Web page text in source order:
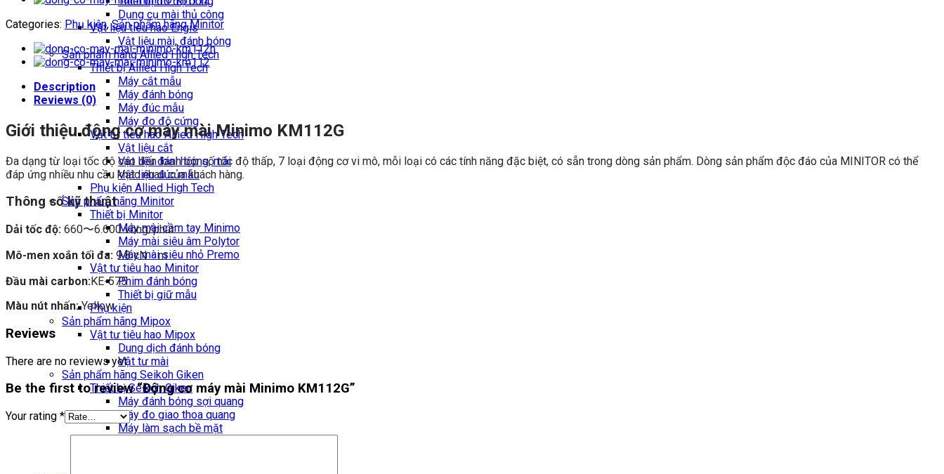
Dụng cụ mài thủ công
Vật liệu tiêu hao Engis
Vật liệu mài, đánh bóng
Sản phẩm hãng Allied High Tech
Thiết bị Allied High Tech
Máy cắt mẫu
Máy đánh bóng
Máy đúc mẫu
Máy đo độ cứng
Vật tư tiêu hao Allied High Tech
Vật liệu cắt
Vật liệu đánh bóng, mài
Vật liệu đúc mẫu
Phụ kiện Allied High Tech
Sản phẩm hãng Minitor
Thiết bị Minitor
Máy mài cầm tay Minimo
Máy mài siêu âm Polytor
Máy mài siêu nhỏ Premo
Vật tư tiêu hao Minitor
Phim đánh bóng
Thiết bị giữ mẫu
Phụ kiện
Sản phẩm hãng Mipox
Vật tư tiêu hao Mipox
Dung dịch đánh bóng
Vật tư mài
Sản phẩm hãng Seikoh Giken
Thiết bị Seikoh Giken
Máy đánh bóng sợi quang
Máy đo giao thoa quang
Máy làm sạch bề mặt
Categories: Phụ kiện,Sản phẩm hãng Minitor
Description
Reviews (0)
Giới thiệu động cơ máy mài Minimo KM112G
Đa dạng từ loại tốc độ cao đến loại hộp số tốc độ thấp, 7 loại động cơ vi mô, mỗi loại có các tính năng đặc biệt, có sẵn trong dòng sản phẩm. Dòng sản phẩm độc đáo của MINITOR có thể
đáp ứng nhiều nhu cầu khác nhau của khách hàng.
Thông số kỹ thuật
Dải tốc độ: 660〜6.600 vòng/phút
Mô-men xoắn tối đa: 9.8 cN・m
Đầu mài carbon:KE-575
Màu nút nhấn:Yellow
Reviews
There are no reviews yet.
Be the first to review “Động cơ máy mài Minimo KM112G”
Your rating *